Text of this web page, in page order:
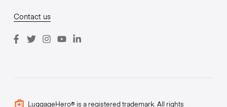
Contact us
LuggageHero® is a registered trademark. All rights